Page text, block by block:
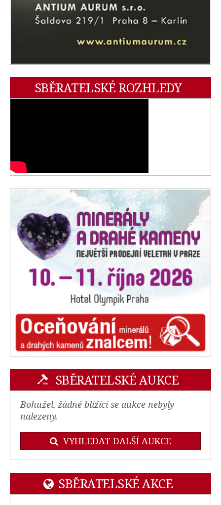
SBĚRATELSKÉ ROZHLEDY
SBĚRATELSKÉ AUKCE
Bohužel, žádné blížící se aukce nebyly
nalezeny.
VYHLEDAT DALŠÍ AUKCE
SBĚRATELSKÉ AKCE